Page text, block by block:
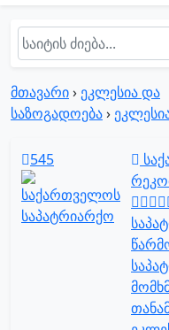
მთავარი› ეკლესია და
საზოგადოება›
545